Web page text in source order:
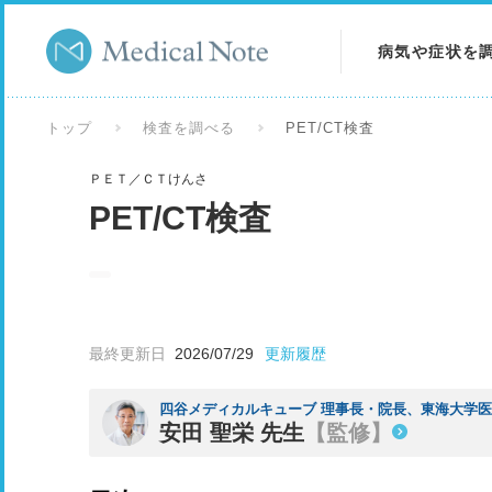
病気や症状を
トップ 検査を調べる PET/CT検査
ＰＥＴ／ＣＴけんさ
PET/CT検査
最終更新日 2026/07/29 更新履歴
四谷メディカルキューブ 理事長・院長、東海大学
安田 聖栄 先生 【監修】